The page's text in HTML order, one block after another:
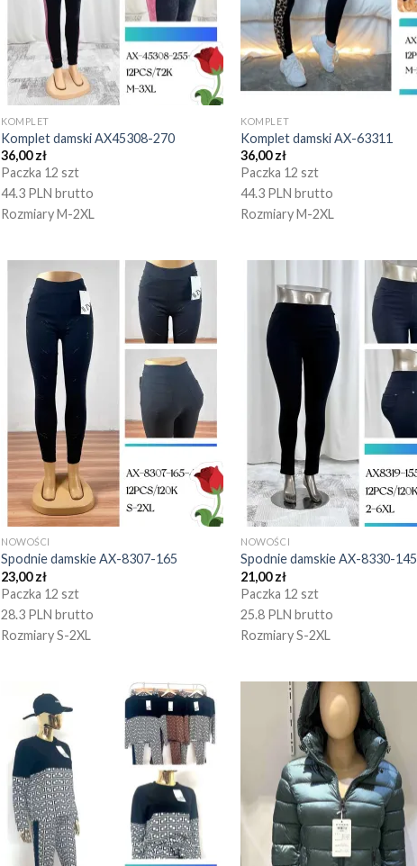
KOMPLET
Komplet damski AX45308-270
36,00zł
Paczka 12 szt
44.3 PLN brutto
Rozmiary M-2XL
KOMPLET
Komplet damski AX-63311
36,00zł
Paczka 12 szt
44.3 PLN brutto
Rozmiary M-2XL
NOWOŚCI
Spodnie damskie AX-8307-165
23,00zł
Paczka 12 szt
28.3 PLN brutto
Rozmiary S-2XL
NOWOŚCI
Spodnie damskie AX-8330-145
21,00zł
Paczka 12 szt
25.8 PLN brutto
Rozmiary S-2XL